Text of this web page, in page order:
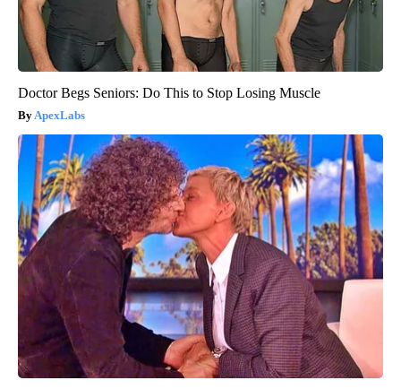
Doctor Begs Seniors: Do This to Stop Losing Muscle
ApexLabs